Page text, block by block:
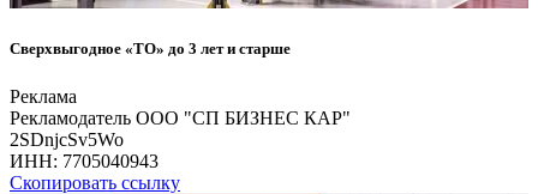
Сверхвыгодное «ТО» до 3 лет и старше
Реклама
Рекламодатель ООО "СП БИЗНЕС КАР"
2SDnjcSv5Wo
ИНН: 7705040943
Скопировать ссылку